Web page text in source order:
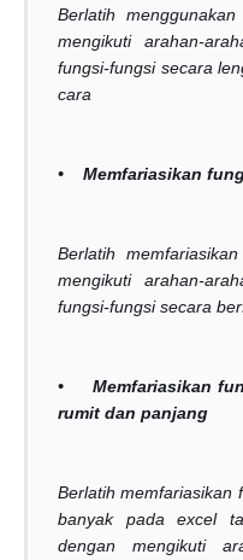
Berlatih
mengikuti arahan-
fungsi-fungsi secara
cara
• Memfariasikan
Berlatih
mengikuti arahan-
fungsi-fungsi secara
• Memfariasikan
rumit dan panjang
Berlatih memfariasikan
banyak pada excel
dengan mengikuti